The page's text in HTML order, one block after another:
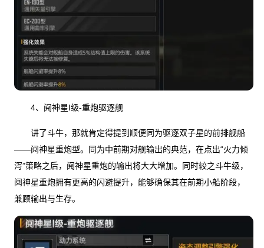
4、阋神星I级-重炮驱逐舰
讲了斗牛，那就肯定得提到顺便同为驱逐双子星的前排舰船
——阋神星重炮型。同为中前期对舰输出的典范，在点出“火力倾
泻”策略之后，阋神星重炮的输出将大大增加。同时较之斗牛级，
阋神星重炮拥有更高的闪避提升，能够确保其在前期小船阶段，
兼顾输出与生存。